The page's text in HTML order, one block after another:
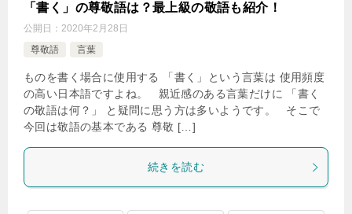
「書く」の尊敬語は？最上級の敬語も紹介！
公開日： 2020年2月28日
尊敬語
言葉
ものを書く場合に使用する 「書く」という言葉は 使用頻度
の高い日本語ですよね。 親近感のある言葉だけに 「書く
の敬語は何？」 と疑問に思う方は多いようです。 そこで
今回は敬語の基本である 尊敬 […]
続きを読む